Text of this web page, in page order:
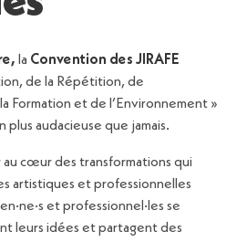
la Convention des JIRAFE
de la Répétition, de
Formation et de l’Environnement »
audacieuse que jamais.
cœur des transformations qui
artistiques et professionnelles
et professionnel·les se
leurs idées et partagent des